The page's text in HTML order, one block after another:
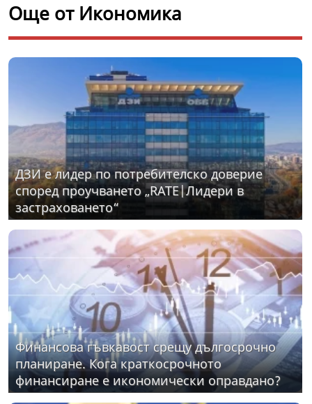
Още от Икономика
ДЗИ е лидер по потребителско доверие
според проучването „RATE|Лидери в
застраховането“
Финансова гъвкавост срещу дългосрочно
планиране. Кога краткосрочното
финансиране е икономически оправдано?